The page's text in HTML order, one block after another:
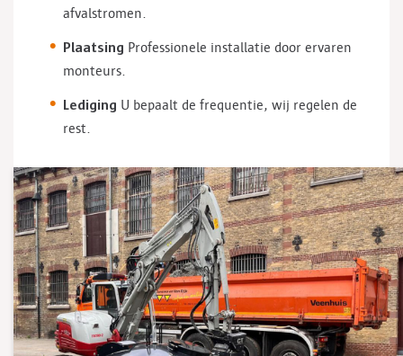
afvalstromen.
Plaatsing Professionele installatie door ervaren
monteurs.
Lediging U bepaalt de frequentie, wij regelen de
rest.